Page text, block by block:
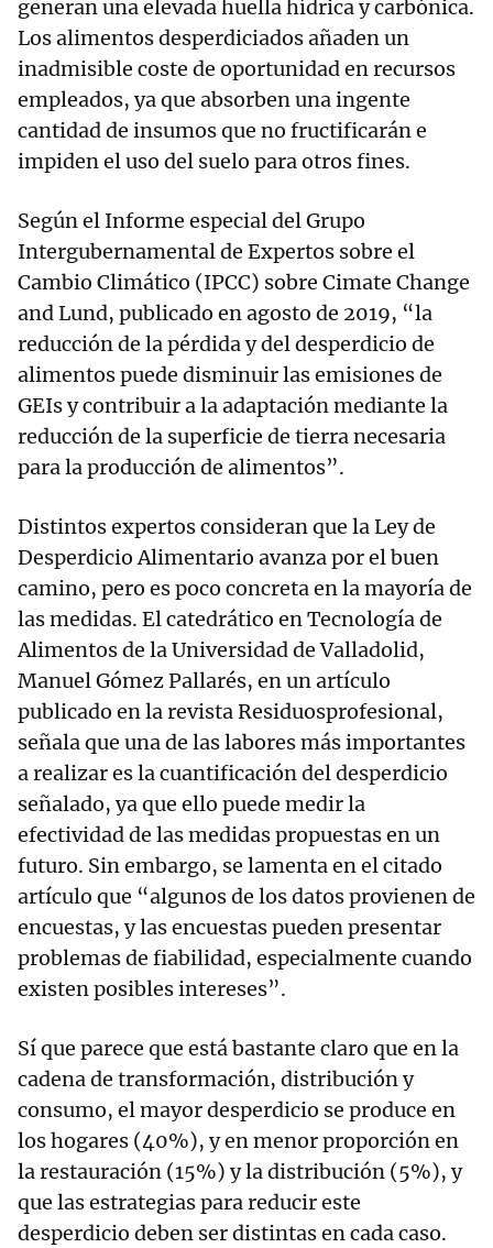
generan una elevada huella hídrica y carbónica.
Los alimentos desperdiciados añaden un
inadmisible coste de oportunidad en recursos
empleados, ya que absorben una ingente
cantidad de insumos que no fructificarán e
impiden el uso del suelo para otros fines.
Según el Informe especial del Grupo
Intergubernamental de Expertos sobre el
Cambio Climático (IPCC) sobre Cimate Change
and Lund, publicado en agosto de 2019, “la
reducción de la pérdida y del desperdicio de
alimentos puede disminuir las emisiones de
GEIs y contribuir a la adaptación mediante la
reducción de la superficie de tierra necesaria
para la producción de alimentos”.
Distintos expertos consideran que la Ley de
Desperdicio Alimentario avanza por el buen
camino, pero es poco concreta en la mayoría de
las medidas. El catedrático en Tecnología de
Alimentos de la Universidad de Valladolid,
Manuel Gómez Pallarés, en un artículo
publicado en la revista Residuosprofesional,
señala que una de las labores más importantes
a realizar es la cuantificación del desperdicio
señalado, ya que ello puede medir la
efectividad de las medidas propuestas en un
futuro. Sin embargo, se lamenta en el citado
artículo que “algunos de los datos provienen de
encuestas, y las encuestas pueden presentar
problemas de fiabilidad, especialmente cuando
existen posibles intereses”.
Sí que parece que está bastante claro que en la
cadena de transformación, distribución y
consumo, el mayor desperdicio se produce en
los hogares (40%), y en menor proporción en
la restauración (15%) y la distribución (5%), y
que las estrategias para reducir este
desperdicio deben ser distintas en cada caso.